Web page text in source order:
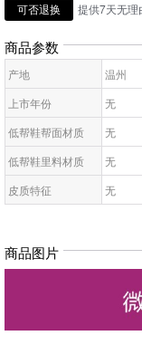
可否退换
提供7天无理
商品参数
产地
温州
上市年份
无
低帮鞋帮面材质
无
低帮鞋里料材质
无
皮质特征
无
低帮鞋开口深度
无
低帮鞋跟款式
无
商品图片